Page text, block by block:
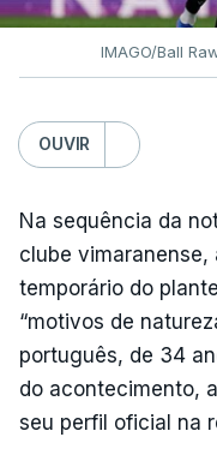
IMAGO/Ball
OUVIR
Na sequência da
clube
temporário do
“motivos de
português, de 34
do acontecimento,
seu perfil oficial na